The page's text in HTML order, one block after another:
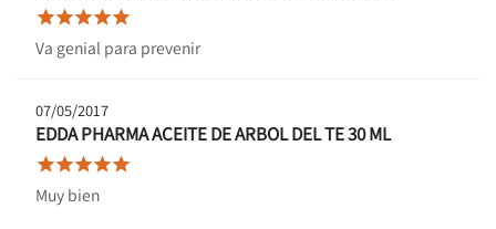

Va genial para prevenir
07/05/2017
EDDA PHARMA ACEITE DE ARBOL DEL TE 30 ML

Muy bien